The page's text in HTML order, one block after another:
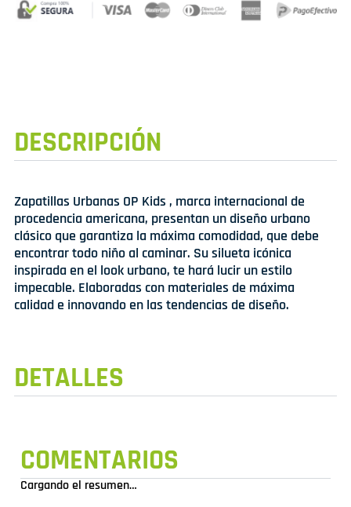
DESCRIPCIÓN
Zapatillas Urbanas OP Kids , marca internacional de
procedencia americana, presentan un diseño urbano
clásico que garantiza la máxima comodidad, que debe
encontrar todo niño al caminar. Su silueta icónica
inspirada en el look urbano, te hará lucir un estilo
impecable. Elaboradas con materiales de máxima
calidad e innovando en las tendencias de diseño.
DETALLES
COMENTARIOS
Cargando el resumen…